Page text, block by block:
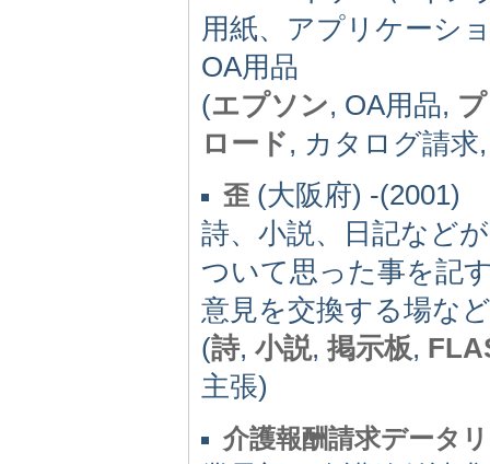
用紙、アプリケーシ
OA用品
(エプソン, OA用品,
ロード, カタログ請
歪 (大阪府) -(2001)
詩、小説、日記など
ついて思った事を記
意見を交換する場な
(詩, 小説, 掲示板,
主張)
介護報酬請求データ